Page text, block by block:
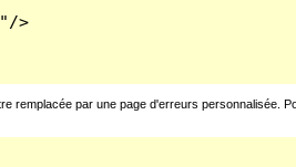
>
remplacée par une page d'erreurs personnalisée.